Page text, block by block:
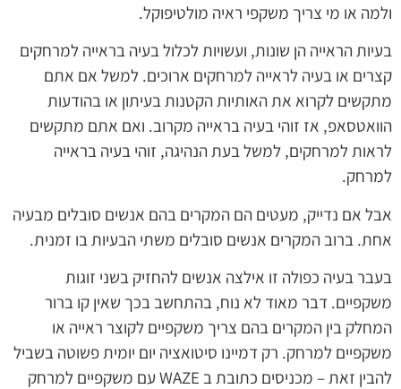
ולמה או מי צריך משקפי ראיה מולטיפוקל.
בעיות הראייה הן שונות, ועשויות לכלול בעיה בראייה למרחקים
קצרים או בעיה לראייה למרחקים ארוכים. למשל אם אתם
מתקשים לקרוא את האותיות הקטנות בעיתון או בהודעות
הוואטסאפ, אז זוהי בעיה בראייה מקרוב. ואם אתם מתקשים
לראות למרחקים, למשל בעת הנהיגה, זוהי בעיה בראייה
למרחק.
אבל אם נדייק, מעטים הם המקרים בהם אנשים סובלים מבעיה
אחת. ברוב המקרים אנשים סובלים משתי הבעיות בו זמנית.
בעבר בעיה כפולה זו אילצה אנשים להחזיק בשני זוגות
משקפיים. דבר מאוד לא נוח, בהתחשב בכך שאין קו ברור
המחלק בין המקרים בהם צריך משקפיים לקוצר ראייה או
משקפיים למרחק. רק דמיינו סיטואציה יום יומית פשוטה בשביל
להבין זאת – מכניסים כתובת ב WAZE עם משקפיים למרחק